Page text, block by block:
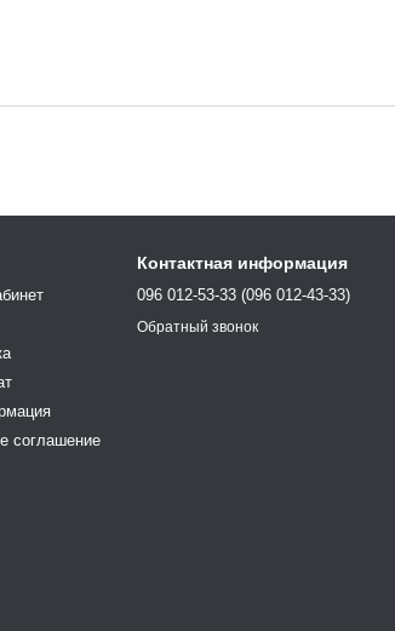
соглашение
Контактная информация
096 012-53-33 (096 012-43-33)
Обратный звонок